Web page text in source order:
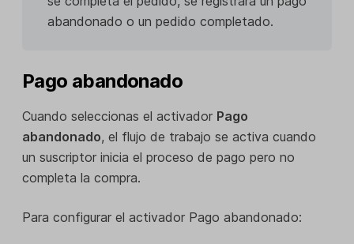
abandonado o un pedido completado.
Pago abandonado
Cuando seleccionas el activador Pago
abandonado, el flujo de trabajo se activa cuando
un suscriptor inicia el proceso de pago pero no
completa la compra.
Para configurar el activador Pago abandonado: